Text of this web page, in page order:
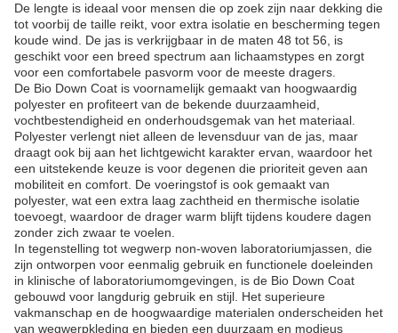
De lengte is ideaal voor mensen die op zoek zijn naar dekking die
tot voorbij de taille reikt, voor extra isolatie en bescherming tegen
koude wind. De jas is verkrijgbaar in de maten 48 tot 56, is
geschikt voor een breed spectrum aan lichaamstypes en zorgt
voor een comfortabele pasvorm voor de meeste dragers.
De Bio Down Coat is voornamelijk gemaakt van hoogwaardig
polyester en profiteert van de bekende duurzaamheid,
vochtbestendigheid en onderhoudsgemak van het materiaal.
Polyester verlengt niet alleen de levensduur van de jas, maar
draagt ​​ook bij aan het lichtgewicht karakter ervan, waardoor het
een uitstekende keuze is voor degenen die prioriteit geven aan
mobiliteit en comfort. De voeringstof is ook gemaakt van
polyester, wat een extra laag zachtheid en thermische isolatie
toevoegt, waardoor de drager warm blijft tijdens koudere dagen
zonder zich zwaar te voelen.
In tegenstelling tot wegwerp non-woven laboratoriumjassen, die
zijn ontworpen voor eenmalig gebruik en functionele doeleinden
in klinische of laboratoriumomgevingen, is de Bio Down Coat
gebouwd voor langdurig gebruik en stijl. Het superieure
vakmanschap en de hoogwaardige materialen onderscheiden het
van wegwerpkleding en bieden een duurzaam en modieus